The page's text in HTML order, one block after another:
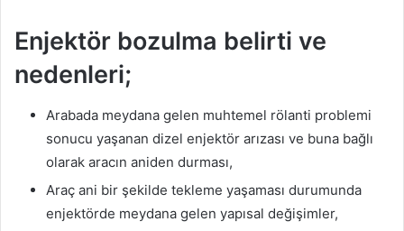
Enjektör bozulma belirti ve
nedenleri;
Arabada meydana gelen muhtemel rölanti problemi
sonucu yaşanan dizel enjektör arızası ve buna bağlı
olarak aracın aniden durması,
Araç ani bir şekilde tekleme yaşaması durumunda
enjektörde meydana gelen yapısal değişimler,